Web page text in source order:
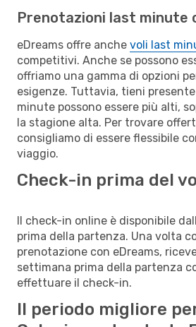
Prenotazioni last minute
eDreams offre anche voli last
competitivi. Anche se possono
offriamo una gamma di opzioni
esigenze. Tuttavia, tieni
minute possono essere più alti,
la stagione alta. Per trovare
consigliamo di essere flessibile
viaggio.
Check-in prima del
Il check-in online è disponibile
prima della partenza. Una volta
prenotazione con eDreams,
settimana prima della partenza
effettuare il check-in.
Il periodo migliore